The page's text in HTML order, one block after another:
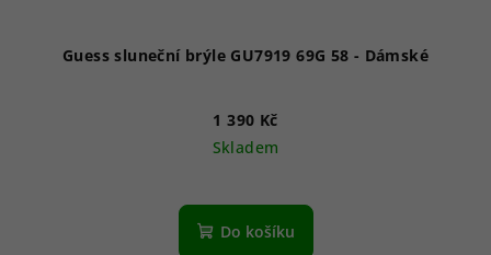
Guess sluneční brýle GU7919 69G 58 - Dámské
1 390 Kč
Skladem
Do košíku